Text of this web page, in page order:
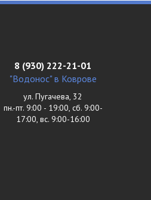
8 (930) 222-21-01
"Водонос" в Коврове
ул. Пугачева, 32
пн.-пт. 9:00 - 19:00, сб. 9:00-
17:00, вс. 9:00-16:00